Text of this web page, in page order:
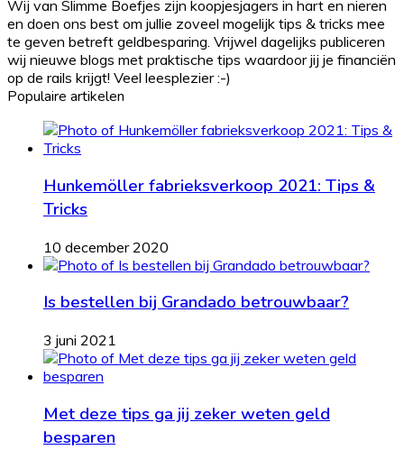
Wij van Slimme Boefjes zijn koopjesjagers in hart en nieren
en doen ons best om jullie zoveel mogelijk tips & tricks mee
te geven betreft geldbesparing. Vrijwel dagelijks publiceren
wij nieuwe blogs met praktische tips waardoor jij je financiën
op de rails krijgt! Veel leesplezier :-)
Populaire artikelen
Hunkemöller fabrieksverkoop 2021: Tips &
Tricks
10 december 2020
Is bestellen bij Grandado betrouwbaar?
3 juni 2021
Met deze tips ga jij zeker weten geld
besparen